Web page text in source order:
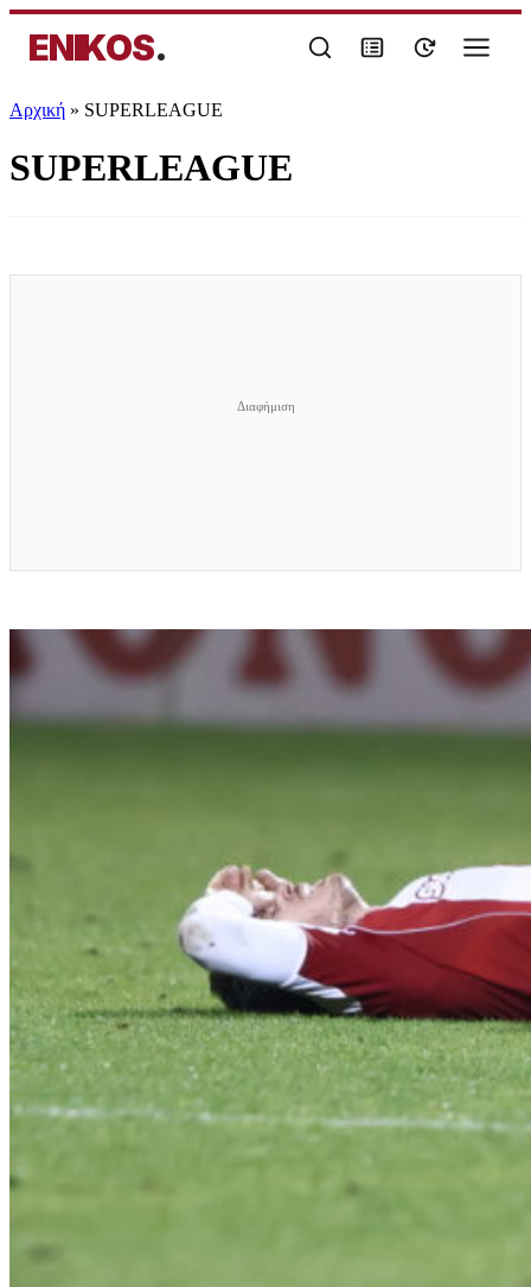
ENIKOS.
Αρχική » SUPERLEAGUE
SUPERLEAGUE